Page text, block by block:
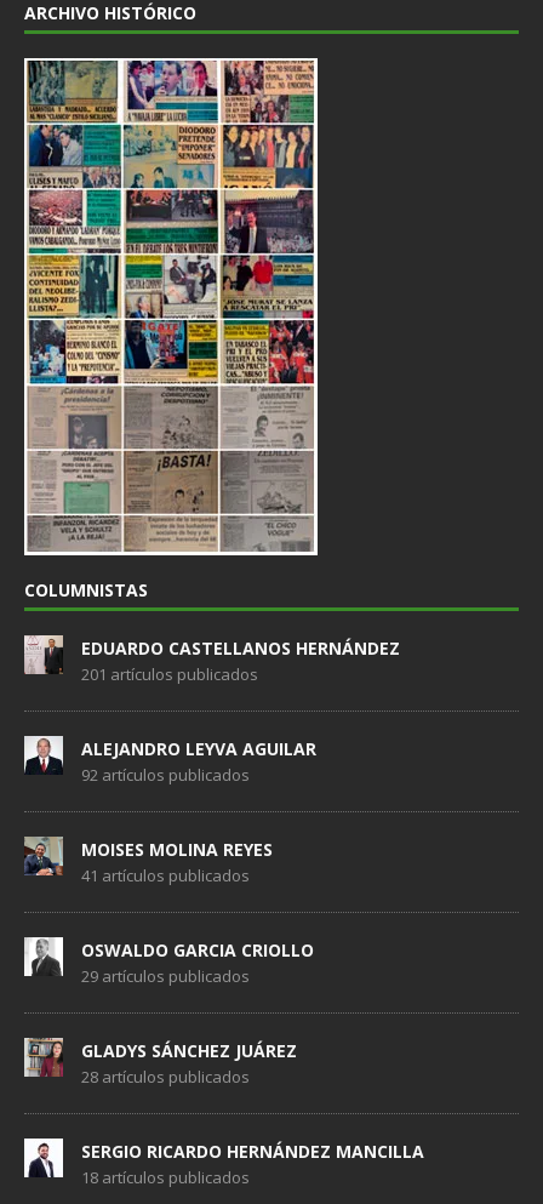
ARCHIVO HISTÓRICO
COLUMNISTAS
EDUARDO CASTELLANOS HERNÁNDEZ
201 artículos publicados
ALEJANDRO LEYVA AGUILAR
92 artículos publicados
MOISES MOLINA REYES
41 artículos publicados
OSWALDO GARCIA CRIOLLO
29 artículos publicados
GLADYS SÁNCHEZ JUÁREZ
28 artículos publicados
SERGIO RICARDO HERNÁNDEZ MANCILLA
18 artículos publicados